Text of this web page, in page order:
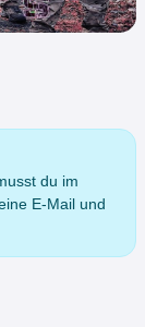
du im
E-Mail und